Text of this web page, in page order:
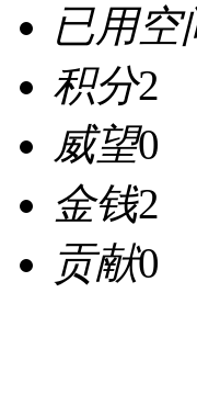
已用空
积分2
威望0
金钱2
贡献0